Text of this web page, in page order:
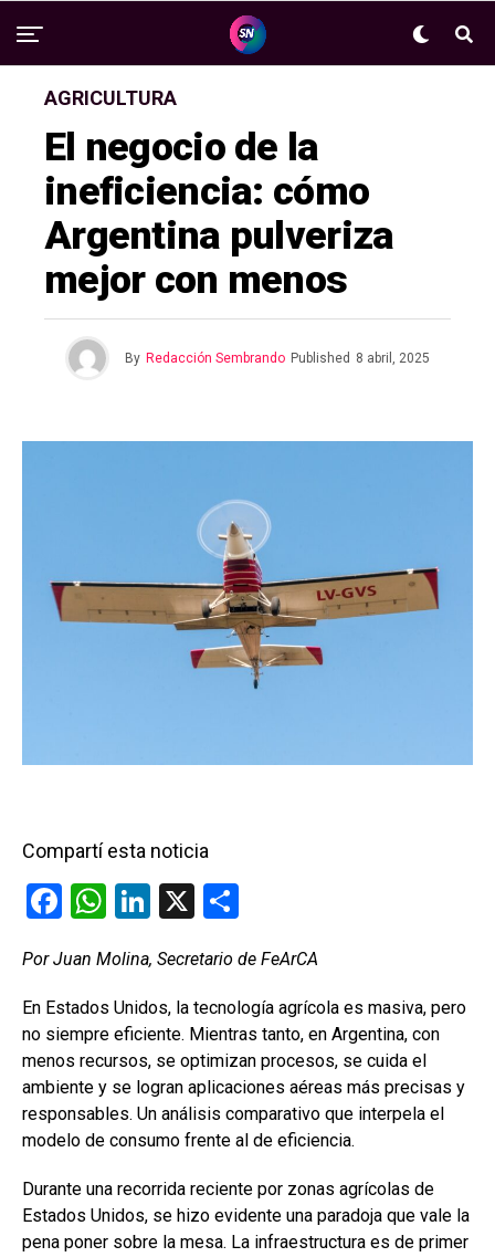
AGRICULTURA
El negocio de la
ineficiencia: cómo
Argentina pulveriza
mejor con menos
By Redacción Sembrando Published 8 abril, 2025
Compartí esta noticia
F
ce
b
o
o
k
W
at
s
A
p
p
Li
ke
dI
n
X
m
p
ar
tir
Por Juan Molina, Secretario de FeArCA
En Estados Unidos, la tecnología agrícola es masiva, pero
no siempre eficiente. Mientras tanto, en Argentina, con
menos recursos, se optimizan procesos, se cuida el
ambiente y se logran aplicaciones aéreas más precisas y
responsables. Un análisis comparativo que interpela el
modelo de consumo frente al de eficiencia.
Durante una recorrida reciente por zonas agrícolas de
Estados Unidos, se hizo evidente una paradoja que vale la
pena poner sobre la mesa. La infraestructura es de primer